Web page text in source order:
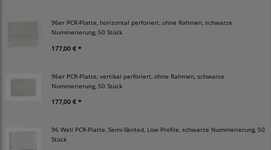
96er PCR-Platte, horizontal perforiert, ohne Rahmen, schwarze
Nummerierung, 50 Stück
177,00 € *
96er PCR-Platte, vertikal perforiert, ohne Rahmen, schwarze
Nummerierung, 50 Stück
177,00 € *
96 Well PCR-Platte, Semi-Skirted, Low Profile, schwarze Nummerierung, 50
Stück